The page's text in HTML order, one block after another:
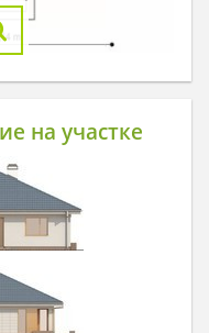
на участке